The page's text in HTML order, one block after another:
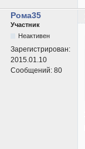
Рома35
Участник
Неактивен
Зарегистрирован:
2015.01.10
Сообщений: 80